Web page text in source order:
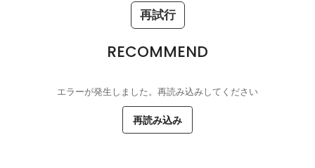
再試行
RECOMMEND
エラーが発生しました。再読み込みしてください
再読み込み